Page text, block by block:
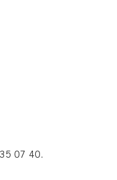
07 40.